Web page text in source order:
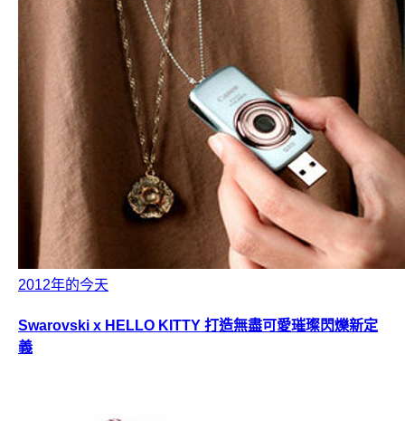
2012年的今天
Swarovski x HELLO KITTY 打造無盡可愛璀璨閃爍新定
義